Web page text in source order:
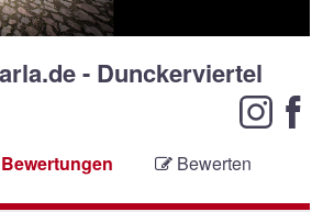
- Dunckerviertel
Bewerten